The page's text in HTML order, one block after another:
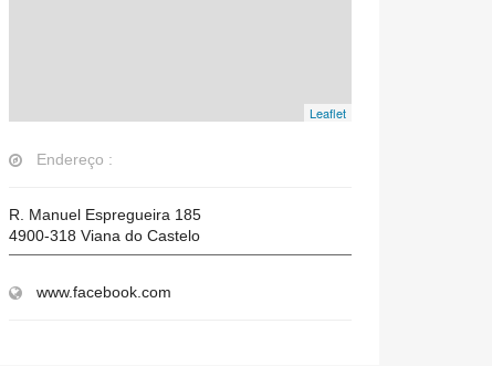
Leaflet
Endereço :
R. Manuel Espregueira 185
4900-318 Viana do Castelo
www.facebook.com